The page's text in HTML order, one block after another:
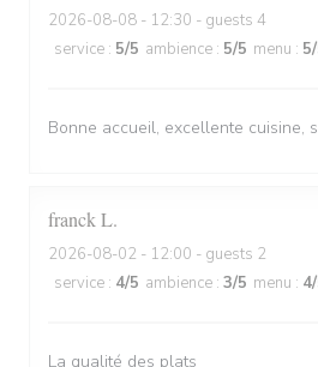
2026-08-08 - 12:30 - guests 4
service : 5/5 ambience : 5/5 menu : 5
Bonne accueil, excellente cuisine,
franck L
2026-08-02 - 12:00 - guests 2
service : 4/5 ambience : 3/5 menu : 4
La qualité des plats